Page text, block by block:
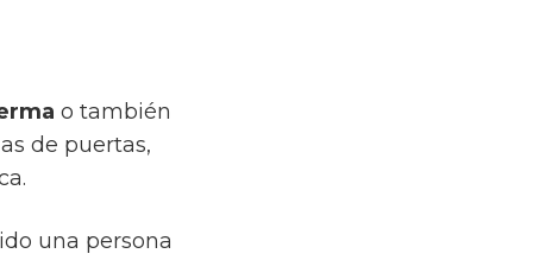
o también
de puertas,
una persona